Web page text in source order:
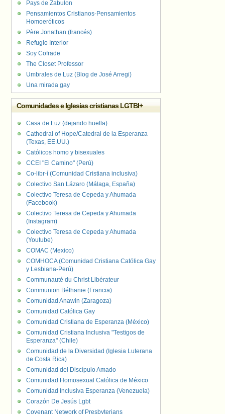
Pays de Zabulon
Pensamientos Cristianos-Pensamientos
Homoeróticos
Père Jonathan (francés)
Refugio Interior
Soy Cofrade
The Closet Professor
Umbrales de Luz (Blog de José Arregi)
Una mirada gay
Comunidades e Iglesias cristianas LGTBI+
Casa de Luz (dejando huella)
Cathedral of Hope/Catedral de la Esperanza
(Texas, EE.UU.)
Católicos homo y bisexuales
CCEI "El Camino" (Perú)
Co-libr-í (Comunidad Cristiana inclusiva)
Colectivo San Lázaro (Málaga, España)
Colectivo Teresa de Cepeda y Ahumada
(Facebook)
Colectivo Teresa de Cepeda y Ahumada
(Instagram)
Colectivo Teresa de Cepeda y Ahumada
(Youtube)
COMAC (Mexico)
COMHOCA (Comunidad Cristiana Católica Gay
y Lesbiana-Perú)
Communauté du Christ Libérateur
Communion Béthanie (Francia)
Comunidad Anawin (Zaragoza)
Comunidad Católica Gay
Comunidad Cristiana de Esperanza (México)
Comunidad Cristiana Inclusiva "Testigos de
Esperanza" (Chile)
Comunidad de la Diversidad (Iglesia Luterana
de Costa Rica)
Comunidad del Discípulo Amado
Comunidad Homosexual Católica de México
Comunidad Inclusiva Esperanza (Venezuela)
Corazón De Jesús Lgbt
Covenant Network of Presbyterians